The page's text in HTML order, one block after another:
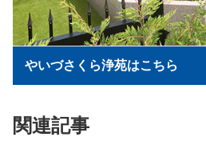
やいづさくら浄苑はこちら
関連記事